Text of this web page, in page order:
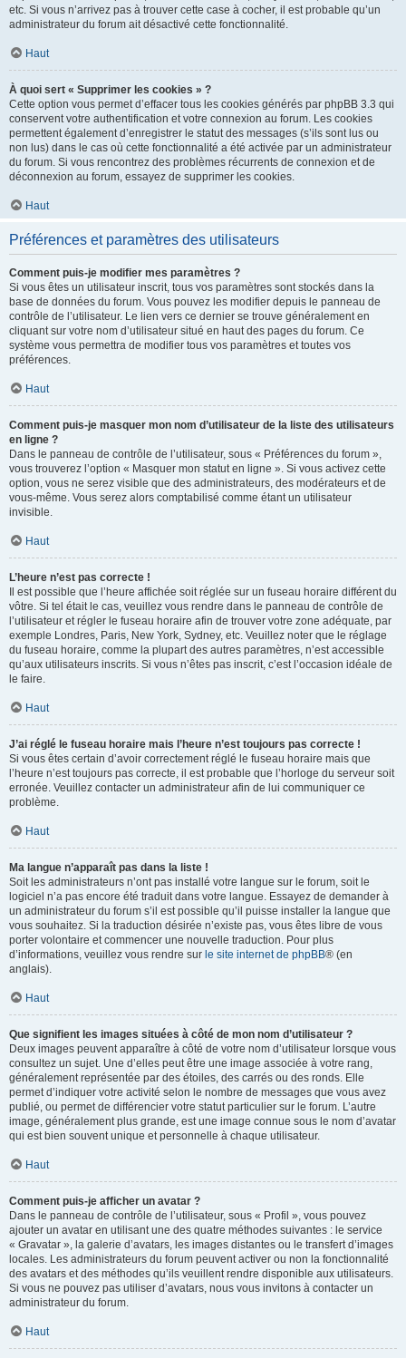
etc. Si vous n’arrivez pas à trouver cette case à cocher, il est probable qu’un
administrateur du forum ait désactivé cette fonctionnalité.
Haut
À quoi sert « Supprimer les cookies » ?
Cette option vous permet d’effacer tous les cookies générés par phpBB 3.3 qui
conservent votre authentification et votre connexion au forum. Les cookies
permettent également d’enregistrer le statut des messages (s’ils sont lus ou
non lus) dans le cas où cette fonctionnalité a été activée par un administrateur
du forum. Si vous rencontrez des problèmes récurrents de connexion et de
déconnexion au forum, essayez de supprimer les cookies.
Haut
Préférences et paramètres des utilisateurs
Comment puis-je modifier mes paramètres ?
Si vous êtes un utilisateur inscrit, tous vos paramètres sont stockés dans la
base de données du forum. Vous pouvez les modifier depuis le panneau de
contrôle de l’utilisateur. Le lien vers ce dernier se trouve généralement en
cliquant sur votre nom d’utilisateur situé en haut des pages du forum. Ce
système vous permettra de modifier tous vos paramètres et toutes vos
préférences.
Haut
Comment puis-je masquer mon nom d’utilisateur de la liste des utilisateurs
en ligne ?
Dans le panneau de contrôle de l’utilisateur, sous « Préférences du forum »,
vous trouverez l’option « Masquer mon statut en ligne ». Si vous activez cette
option, vous ne serez visible que des administrateurs, des modérateurs et de
vous-même. Vous serez alors comptabilisé comme étant un utilisateur
invisible.
Haut
L’heure n’est pas correcte !
Il est possible que l’heure affichée soit réglée sur un fuseau horaire différent du
vôtre. Si tel était le cas, veuillez vous rendre dans le panneau de contrôle de
l’utilisateur et régler le fuseau horaire afin de trouver votre zone adéquate, par
exemple Londres, Paris, New York, Sydney, etc. Veuillez noter que le réglage
du fuseau horaire, comme la plupart des autres paramètres, n’est accessible
qu’aux utilisateurs inscrits. Si vous n’êtes pas inscrit, c’est l’occasion idéale de
le faire.
Haut
J’ai réglé le fuseau horaire mais l’heure n’est toujours pas correcte !
Si vous êtes certain d’avoir correctement réglé le fuseau horaire mais que
l’heure n’est toujours pas correcte, il est probable que l’horloge du serveur soit
erronée. Veuillez contacter un administrateur afin de lui communiquer ce
problème.
Haut
Ma langue n’apparaît pas dans la liste !
Soit les administrateurs n’ont pas installé votre langue sur le forum, soit le
logiciel n’a pas encore été traduit dans votre langue. Essayez de demander à
un administrateur du forum s’il est possible qu’il puisse installer la langue que
vous souhaitez. Si la traduction désirée n’existe pas, vous êtes libre de vous
porter volontaire et commencer une nouvelle traduction. Pour plus
d’informations, veuillez vous rendre sur le site internet de phpBB® (en
anglais).
Haut
Que signifient les images situées à côté de mon nom d’utilisateur ?
Deux images peuvent apparaître à côté de votre nom d’utilisateur lorsque vous
consultez un sujet. Une d’elles peut être une image associée à votre rang,
généralement représentée par des étoiles, des carrés ou des ronds. Elle
permet d’indiquer votre activité selon le nombre de messages que vous avez
publié, ou permet de différencier votre statut particulier sur le forum. L’autre
image, généralement plus grande, est une image connue sous le nom d’avatar
qui est bien souvent unique et personnelle à chaque utilisateur.
Haut
Comment puis-je afficher un avatar ?
Dans le panneau de contrôle de l’utilisateur, sous « Profil », vous pouvez
ajouter un avatar en utilisant une des quatre méthodes suivantes : le service
« Gravatar », la galerie d’avatars, les images distantes ou le transfert d’images
locales. Les administrateurs du forum peuvent activer ou non la fonctionnalité
des avatars et des méthodes qu’ils veuillent rendre disponible aux utilisateurs.
Si vous ne pouvez pas utiliser d’avatars, nous vous invitons à contacter un
administrateur du forum.
Haut